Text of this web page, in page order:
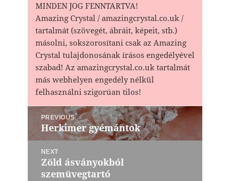
MINDEN JOG FENNTARTVA!
Amazing Crystal / amazingcrystal.co.uk /
tartalmát (szövegét, ábráit, képeit, stb.)
másolni, sokszorosítani csak az Amazing
Crystal tulajdonosának írásos engedélyével
szabad! Az amazingcrystal.co.uk tartalmát
más webhelyen engedély nélkül
felhasználni szigorúan tilos!
Bejegyzés
navigáció
PREVIOUS
Previous
post:
Herkimer gyémántok
NEXT
Next
post:
Zöld ásványokból
szemüvegtartó